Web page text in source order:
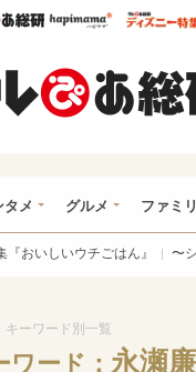
ウレぴあ総研ハピママ*
タメ グルメ ファミ
『おいしいウチごはん』 〜
キーワード別一覧
ワード： 永瀬廉